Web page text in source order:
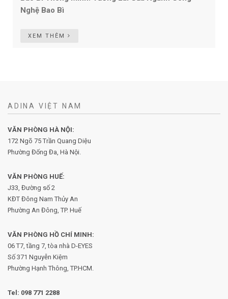
Nghệ Bao Bì
XEM THÊM
ADINA VIỆT NAM
VĂN PHÒNG HÀ NỘI:
172 Ngõ 75 Trần Quang Diệu
Phường Đống Đa, Hà Nội.
VĂN PHÒNG HUẾ:
J33, Đường số 2
KĐT Đông Nam Thủy An
Phường An Đông, TP. Huế
VĂN PHÒNG HỒ CHÍ MINH:
06 T7, tầng 7, tòa nhà D-EYES
Số 371 Nguyễn Kiệm
Phường Hạnh Thông, TP.HCM.
Tel: 098 771 2288